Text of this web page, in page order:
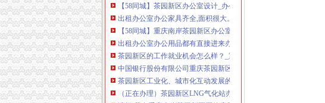
出租办公室办公家具齐全,面积很大。,重庆南岸茶园新区租房-房
【58同城】重庆南岸茶园新区办公室搬迁_茶园新区公司搬家
出租办公室办公用品都有直接进来办公,重庆南岸茶园新区租房-房
茶园新区的工作就业机会怎么样？_重庆_天涯问答_天涯社区
中国银行股份有限公司重庆茶园新区支行
茶园新区工业化、城市化互动发展的思考doc下载_爱问共享资料
（正在办理）茶园新区LNG气化站办事结果-重庆市城乡建设委员会
请问,我在重庆南岸茶园新区买的房子,办理无房证明该到哪儿去办呢